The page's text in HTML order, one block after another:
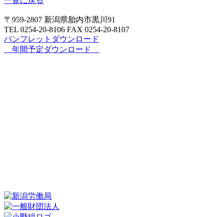
〒959-2807 新潟県胎内市黒川91
TEL 0254‐20‐8106 FAX 0254‐20‐8107
パンフレットダウンロード
年間予定ダウンロード